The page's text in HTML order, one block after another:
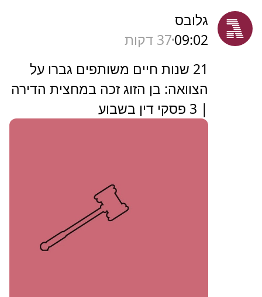
גלובס
09:0237 דקות
21 שנות חיים משותפים גברו על
הצוואה: בן הזוג זכה במחצית הדירה
| 3 פסקי דין בשבוע